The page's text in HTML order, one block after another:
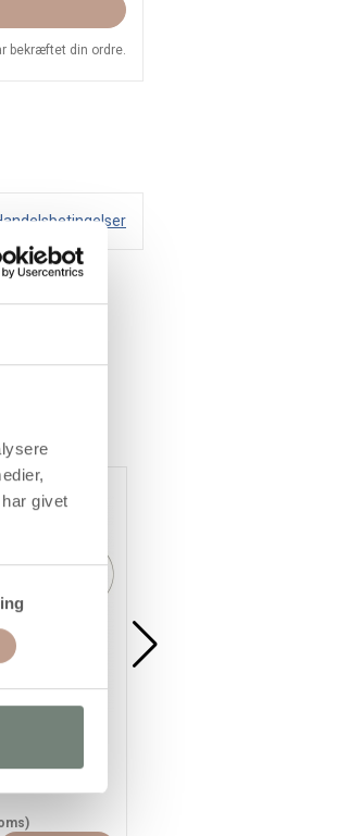
givet
bekræftet din ordre.
glasering.